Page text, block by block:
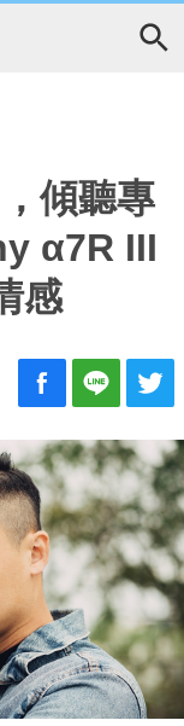
傾聽專
α7R III
感